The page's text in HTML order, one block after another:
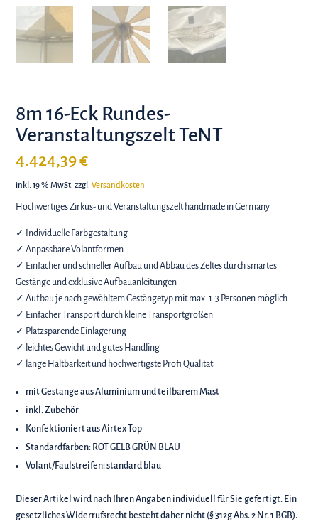
8m 16-Eck Rundes-
Veranstaltungszelt TeNT
4.424,39€
inkl. 19 % MwSt. zzgl.Versandkosten
Hochwertiges Zirkus- und Veranstaltungszelt handmade in Germany
✓ Individuelle Farbgestaltung
✓ Anpassbare Volantformen
✓ Einfacher und schneller Aufbau und Abbau des Zeltes durch smartes
Gestänge und exklusive Aufbauanleitungen
✓Aufbau je nach gewähltem Gestängetyp mit max. 1-3 Personen möglich
✓ Einfacher Transport durch kleine Transportgrößen
✓ Platzsparende Einlagerung
✓ leichtes Gewicht und gutes Handling
✓ lange Haltbarkeit und hochwertigste Profi Qualität
mit Gestänge aus Aluminium und teilbarem Mast
inkl. Zubehör
Konfektioniert aus Airtex Top
Standardfarben: ROT GELB GRÜN BLAU
Volant/Faulstreifen: standard blau
Dieser Artikel wird nach Ihren Angaben individuell für Sie gefertigt. Ein
gesetzliches Widerrufsrecht besteht daher nicht (§ 312g Abs. 2 Nr. 1 BGB).